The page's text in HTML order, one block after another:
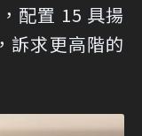
配置 15 具揚
訴求更高階的